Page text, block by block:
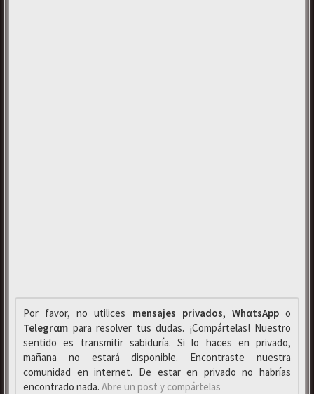
Por favor, no utilices mensajes privados, WhαtsAppo
Telegrαm para resolver tus dudas. ¡Compártelas! Nuestro
sentido es transmitir sabiduría. Si lo haces en privado,
mañana no estará disponible. Encontraste nuestra
comunidad en internet. De estar en privado no habrías
encontrado nada. Abre un post y compártelas